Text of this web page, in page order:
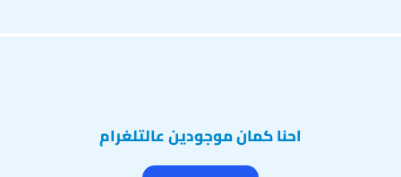
احنا كمان موجودين عالتلغرام